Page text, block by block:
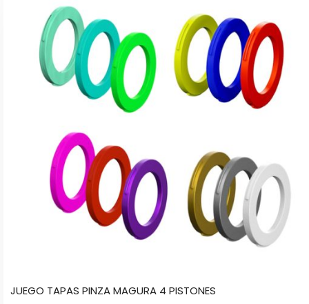
JUEGO TAPAS PINZA MAGURA 4 PISTONES
múltiples
variantes.
opciones
producto